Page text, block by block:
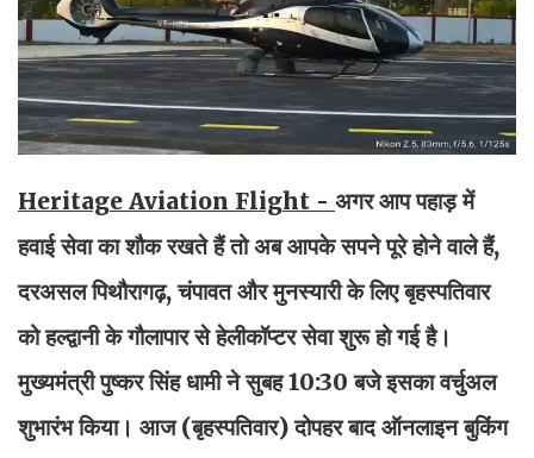
Heritage Aviation Flight - अगर आप पहाड़ में
हवाई सेवा का शौक रखते हैं तो अब आपके सपने पूरे होने वाले हैं,
दरअसल पिथौरागढ़, चंपावत और मुनस्यारी के लिए बृहस्पतिवार
को हल्द्वानी के गौलापार से हेलीकॉप्टर सेवा शुरू हो गई है।
मुख्यमंत्री पुष्कर सिंह धामी ने सुबह 10:30 बजे इसका वर्चुअल
शुभारंभ किया। आज (बृहस्पतिवार) दोपहर बाद ऑनलाइन बुकिंग